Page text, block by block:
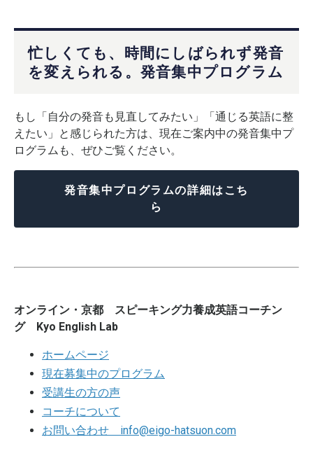
忙しくても、時間にしばられず発音
を変えられる。発音集中プログラム
もし「自分の発音も見直してみたい」「通じる英語に整
えたい」と感じられた方は、現在ご案内中の発音集中プ
ログラムも、ぜひご覧ください。
発音集中プログラムの詳細はこち
ら
オンライン・京都 スピーキング力養成英語コーチン
グ Kyo English Lab
ホームページ
現在募集中のプログラム
受講生の方の声
コーチについて
お問い合わせ info@eigo-hatsuon.com